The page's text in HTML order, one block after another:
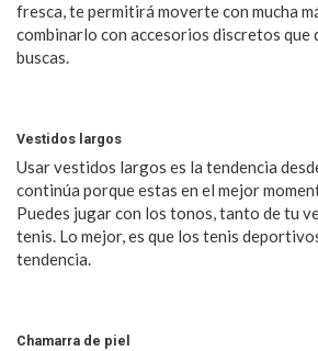
fresca, te permitirá moverte con mucha
combinarlo con accesorios discretos que
buscas.
Vestidos largos
Usar vestidos largos es la tendencia
continúa porque estas en el mejor
Puedes jugar con los tonos, tanto de tu
tenis. Lo mejor, es que los tenis
tendencia.
Chamarra de piel